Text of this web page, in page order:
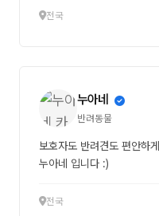
전국
누아네
반려동물
보호자도 반려견도 편안하
누아네 입니다 :)
전국